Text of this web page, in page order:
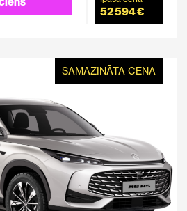
52 594 €
SAMAZINĀTA CENA